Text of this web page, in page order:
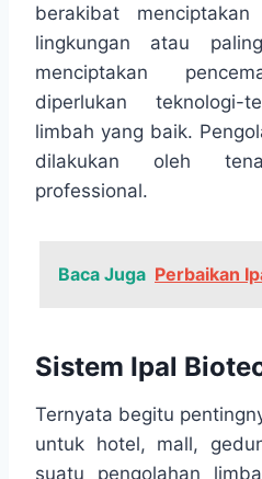
berakibat
lingkungan atau
menciptakan
diperlukan teknologi-
limbah yang baik.
dilakukan oleh
professional.
Baca Juga Perbaikan
Sistem Ipal
Ternyata begitu
untuk hotel, mall,
suatu pengolahan